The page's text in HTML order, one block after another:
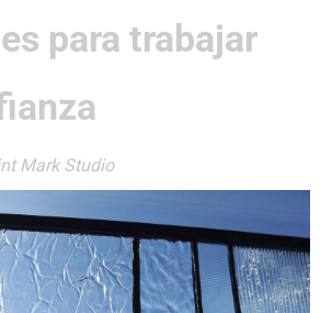
para trabajar
Mark Studio